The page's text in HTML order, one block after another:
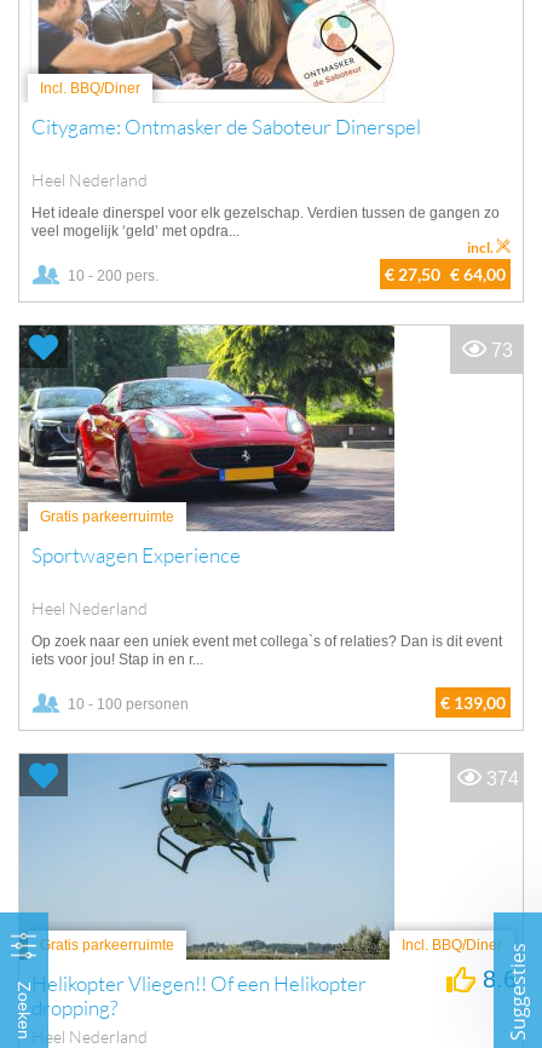
Zoeken
Incl. BBQ/Diner
Citygame: Ontmasker de Saboteur Dinerspel
Heel Nederland
Het ideale dinerspel voor elk gezelschap. Verdien tussen de gangen zo
veel mogelijk ‘geld’ met opdra...
10 - 200 pers. € 27,50 € 64,00
incl.
Gratis parkeerruimte
Sportwagen Experience
Heel Nederland
Op zoek naar een uniek event met collega`s of relaties? Dan is dit event
iets voor jou! Stap in en r...
10 - 100 personen € 139,00
73
Gratis parkeerruimte Incl. BBQ/Diner
Helikopter Vliegen!! Of een Helikopter
dropping?
Heel Nederland
8.6
374
Suggesties